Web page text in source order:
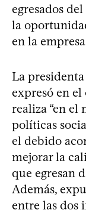
egresados
la
en la
La
expresó en
realiza “en el
políticas
el debido
mejorar la
que egresan
Además,
entre las dos